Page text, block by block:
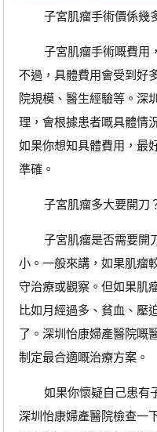
子宮肌瘤手術價係幾
子宮肌瘤手術嘅費用，
不過，具體費用會受到好
院規模、醫生經驗等。深
理，會根據患者嘅具體情
如果你想知具體費用，最
準確。
子宮肌瘤多大要開刀
子宮肌瘤是否需要開刀
小。一般來講，如果肌瘤
守治療或觀察。但如果肌
比如月經過多、貧血、壓
了。深圳怡康婦產醫院嘅
制定最合適嘅治療方案。
如果你懷疑自己患有子
深圳怡康婦產醫院檢查一